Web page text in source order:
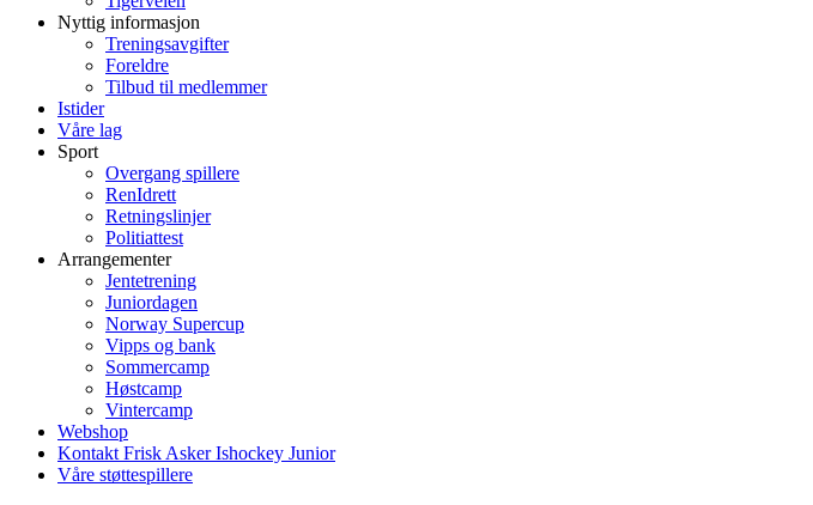
Nyttig informasjon
Treningsavgifter
Foreldre
Tilbud til medlemmer
Istider
Våre lag
Sport
Overgang spillere
RenIdrett
Retningslinjer
Politiattest
Arrangementer
Jentetrening
Juniordagen
Norway Supercup
Vipps og bank
Sommercamp
Høstcamp
Vintercamp
Webshop
Kontakt Frisk Asker Ishockey Junior
Våre støttespillere